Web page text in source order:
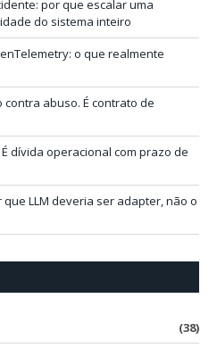
por que escalar uma
do sistema inteiro
o que realmente
abuso. É contrato de
dívida operacional com prazo de
LLM deveria ser adapter, não o
(38)